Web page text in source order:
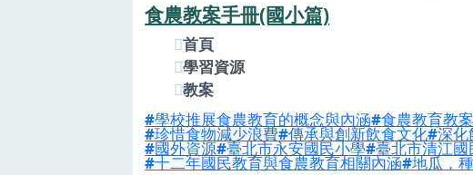
食農教案手冊(國小篇)
首頁
學習資源
教案
學校推展食農教育的概念與內涵 食農教育教
珍惜食物減少浪費 傳承與創新飲食文化 深化
國外資源 臺北市永安國民小學 臺北市清江
十二年國民教育與食農教育相關內涵 地瓜，